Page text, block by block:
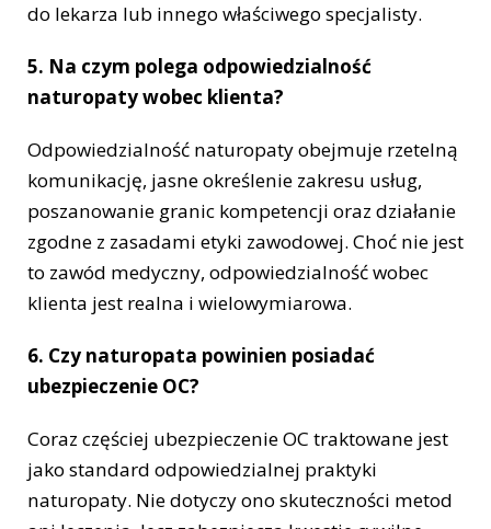
do lekarza lub innego właściwego specjalisty.
5. Na czym polega odpowiedzialność
naturopaty wobec klienta?
Odpowiedzialność naturopaty obejmuje rzetelną
komunikację, jasne określenie zakresu usług,
poszanowanie granic kompetencji oraz działanie
zgodne z zasadami etyki zawodowej. Choć nie jest
to zawód medyczny, odpowiedzialność wobec
klienta jest realna i wielowymiarowa.
6. Czy naturopata powinien posiadać
ubezpieczenie OC?
Coraz częściej ubezpieczenie OC traktowane jest
jako standard odpowiedzialnej praktyki
naturopaty. Nie dotyczy ono skuteczności metod